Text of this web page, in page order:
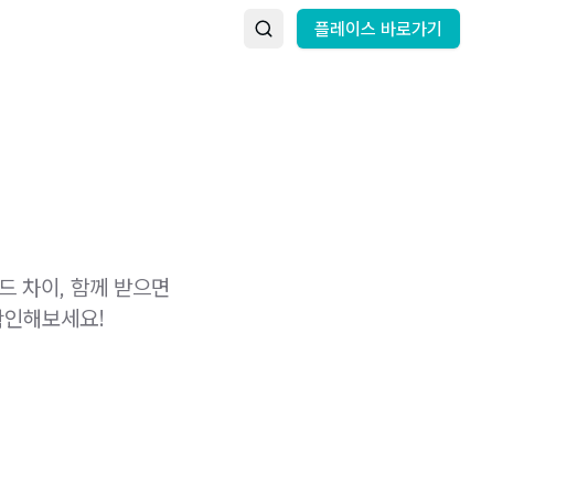
플레이스 바로가기
차이, 함께 받으면
해보세요!